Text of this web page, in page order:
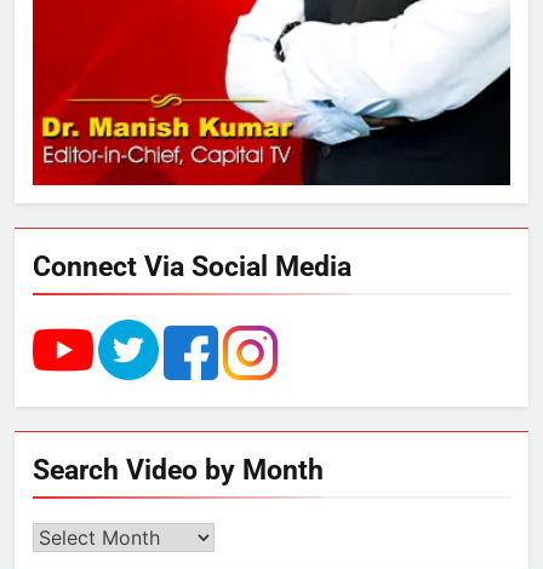
289 एकड़ भूमि पर विकसित होगा कार्बन-
फ्री डेटा सेंटर, हजारों उच्च-कुशल
रोजगार सृजन की संभावना
3
UP में ग्रामीण बिजली आपूर्ति से कृषि,
डेयरी, कुटीर उद्योग और स्वरोजगार को
मिला बढ़ावा
राम की नगरी अयोध्या में आने वाले भक्तों
का स्वागत करेगा लक्ष्मण द्वार
उत्तर प्रदेश में गांवों में बढ़ेंगी सुविधाएं: 67%
बढ़ा पंचायतों का बजट
Connect Via Social Media
Search Video by Month
Search